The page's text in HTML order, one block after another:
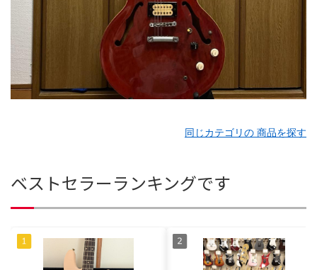
同じカテゴリの 商品を探す
ベストセラーランキングです